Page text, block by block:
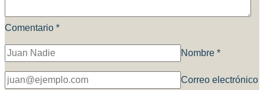
Comentario *
Nombre *
Correo electrónico